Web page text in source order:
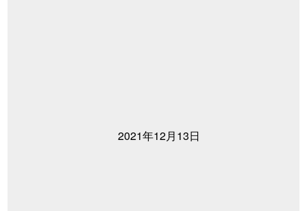
2021年12月13日